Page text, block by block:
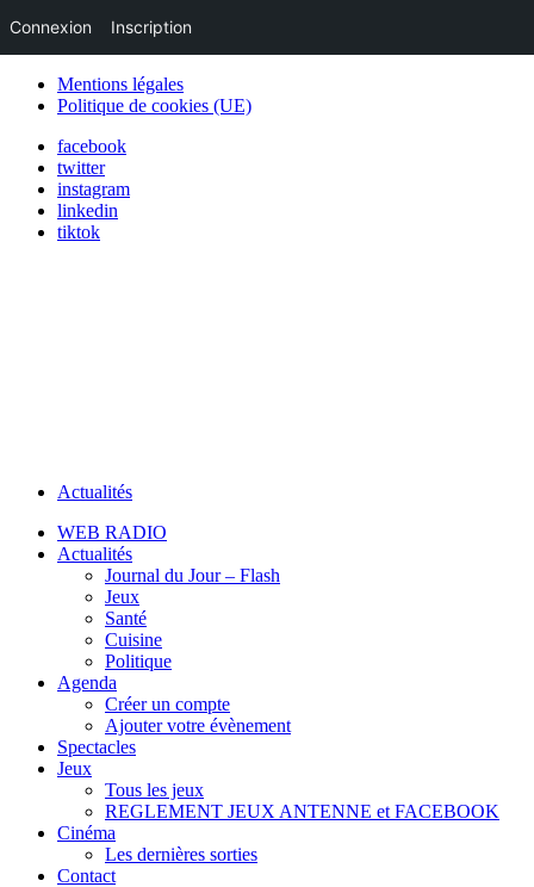
Mentions légales
Politique de cookies (UE)
facebook
twitter
instagram
linkedin
tiktok
Actualités
WEB RADIO
Actualités
Journal du Jour – Flash
Jeux
Santé
Cuisine
Politique
Agenda
Créer un compte
Ajouter votre évènement
Spectacles
Jeux
Tous les jeux
REGLEMENT JEUX ANTENNE et FACEBOOK
Cinéma
Les dernières sorties
Contact
Connexion Inscription